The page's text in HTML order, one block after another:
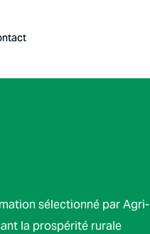
sélectionné par Agri-
la prospérité rurale